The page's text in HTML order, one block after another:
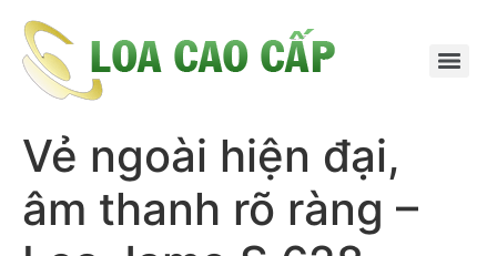
Vẻ ngoài hiện đại,
âm thanh rõ ràng –